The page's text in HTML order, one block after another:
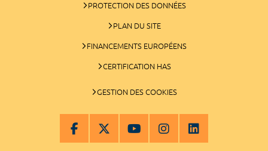
PROTECTION DES DONNÉES
PLAN DU SITE
FINANCEMENTS EUROPÉENS
CERTIFICATION HAS
GESTION DES COOKIES